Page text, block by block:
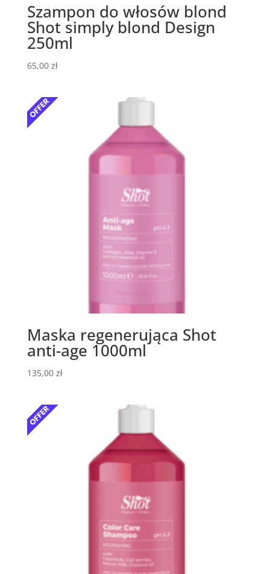
Szampon do włosów blond
Shot simply blond Design
250ml
65,00 zł
Maska regenerująca Shot
anti-age 1000ml
135,00 zł